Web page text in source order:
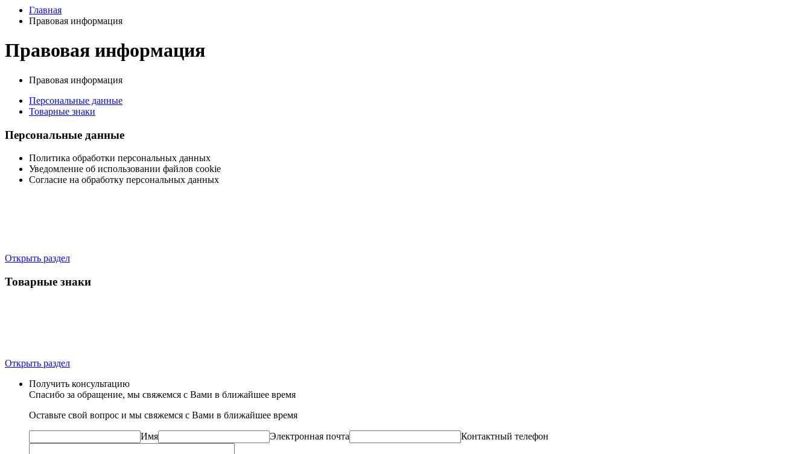
Главная
Правовая информация
Правовая информация
Правовая информация
Персональные данные
Товарные знаки
Персональные данные
Политика обработки персональных данных
Уведомление об использовании файлов cookie
Согласие на обработку персональных данных
Открыть раздел
Товарные знаки
Открыть раздел
Получить консультацию
Спасибо за обращение, мы свяжемся с Вами в ближайшее время
Оставьте свой вопрос и мы свяжемся с Вами в ближайшее время
Имя Электронная почта Контактный телефон